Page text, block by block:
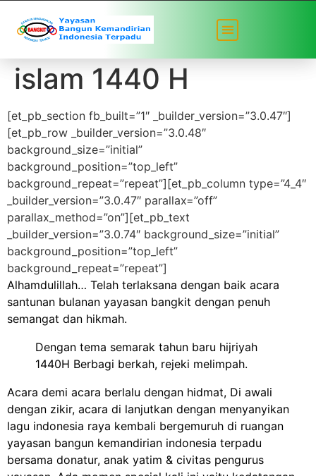
Semarak tahun baru
islam 1440 H
[et_pb_section fb_built=”1″ _builder_version=”3.0.47″]
[et_pb_row _builder_version=”3.0.48″
background_size=”initial”
background_position=”top_left”
background_repeat=”repeat”][et_pb_column type=”4_4″
_builder_version=”3.0.47″ parallax=”off”
parallax_method=”on”][et_pb_text
_builder_version=”3.0.74″ background_size=”initial”
background_position=”top_left”
background_repeat=”repeat”]
Alhamdulillah… Telah terlaksana dengan baik acara
santunan bulanan yayasan bangkit dengan penuh
semangat dan hikmah.
Dengan tema semarak tahun baru hijriyah
1440H Berbagi berkah, rejeki melimpah.
Acara demi acara berlalu dengan hidmat, Di awali
dengan zikir, acara di lanjutkan dengan menyanyikan
lagu indonesia raya kembali bergemuruh di ruangan
yayasan bangun kemandirian indonesia terpadu
bersama donatur, anak yatim & civitas pengurus